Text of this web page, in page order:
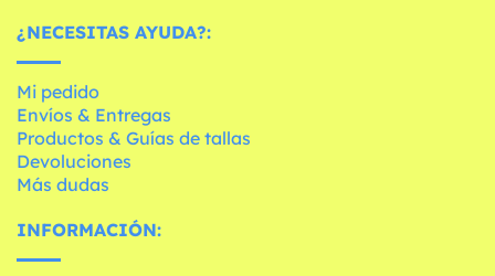
¿NECESITAS AYUDA?:
Mi pedido
Envíos & Entregas
Productos & Guías de tallas
Devoluciones
Más dudas
INFORMACIÓN: